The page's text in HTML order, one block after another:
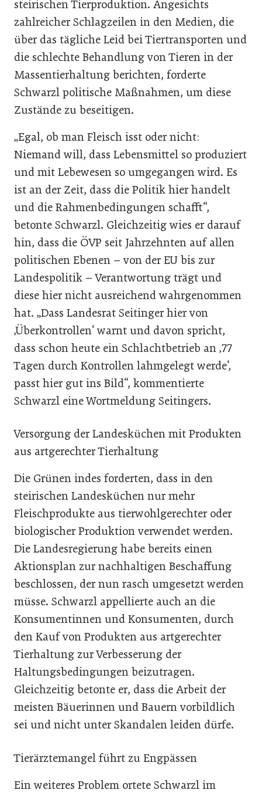
steirischen Tierproduktion. Angesichts
zahlreicher Schlagzeilen in den Medien, die
über das tägliche Leid bei Tiertransporten und
die schlechte Behandlung von Tieren in der
Massentierhaltung berichten, forderte
Schwarzl politische Maßnahmen, um diese
Zustände zu beseitigen.
„Egal, ob man Fleisch isst oder nicht:
Niemand will, dass Lebensmittel so produziert
und mit Lebewesen so umgegangen wird. Es
ist an der Zeit, dass die Politik hier handelt
und die Rahmenbedingungen schafft“,
betonte Schwarzl. Gleichzeitig wies er darauf
hin, dass die ÖVP seit Jahrzehnten auf allen
politischen Ebenen – von der EU bis zur
Landespolitik – Verantwortung trägt und
diese hier nicht ausreichend wahrgenommen
hat. „Dass Landesrat Seitinger hier von
‚Überkontrollen‘ warnt und davon spricht,
dass schon heute ein Schlachtbetrieb an ‚77
Tagen durch Kontrollen lahmgelegt werde‘,
passt hier gut ins Bild“, kommentierte
Schwarzl eine Wortmeldung Seitingers.
Versorgung der Landesküchen mit Produkten
aus artgerechter Tierhaltung
Die Grünen indes forderten, dass in den
steirischen Landesküchen nur mehr
Fleischprodukte aus tierwohlgerechter oder
biologischer Produktion verwendet werden.
Die Landesregierung habe bereits einen
Aktionsplan zur nachhaltigen Beschaffung
beschlossen, der nun rasch umgesetzt werden
müsse. Schwarzl appellierte auch an die
Konsumentinnen und Konsumenten, durch
den Kauf von Produkten aus artgerechter
Tierhaltung zur Verbesserung der
Haltungsbedingungen beizutragen.
Gleichzeitig betonte er, dass die Arbeit der
meisten Bäuerinnen und Bauern vorbildlich
sei und nicht unter Skandalen leiden dürfe.
Tierärztemangel führt zu Engpässen
Ein weiteres Problem ortete Schwarzl im